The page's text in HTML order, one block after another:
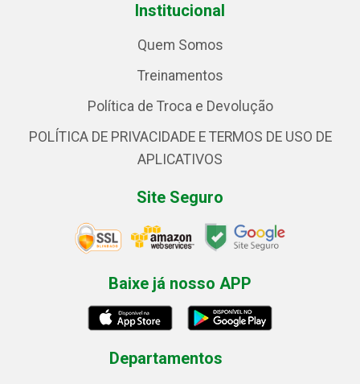
Institucional
Quem Somos
Treinamentos
Política de Troca e Devolução
POLÍTICA DE PRIVACIDADE E TERMOS DE USO DE
APLICATIVOS
Site Seguro
Baixe já nosso APP
Departamentos